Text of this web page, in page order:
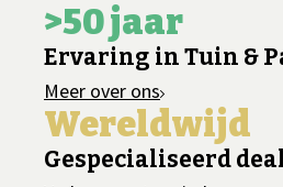
>50 jaar
Ervaring in Tuin &
Meer over ons
Wereldwijd
Gespecialiseerd